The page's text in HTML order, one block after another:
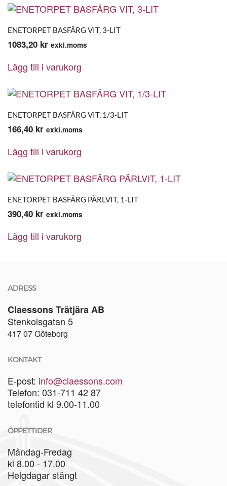
ENETORPET BASFÄRG VIT, 3-LIT
1083,20 kr exkl.moms
Lägg till i varukorg
ENETORPET BASFÄRG VIT, 1/3-LIT
166,40 kr exkl.moms
Lägg till i varukorg
ENETORPET BASFÄRG PÄRLVIT, 1-LIT
390,40 kr exkl.moms
Lägg till i varukorg
ADRESS
Claessons Trätjära AB
Stenkolsgatan 5
417 07 Göteborg
KONTAKT
E-post: info@claessons.com
Telefon: 031-711 42 87
telefontid kl 9.00-11.00
ÖPPETTIDER
Måndag-Fredag
kl 8.00 - 17.00
Helgdagar stängt